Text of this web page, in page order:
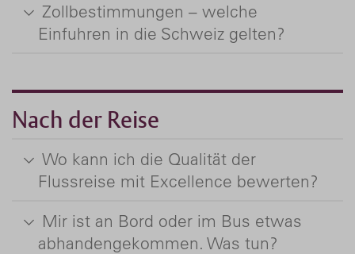
Zollbestimmungen – welche
Einfuhren in die Schweiz gelten?
Nach der Reise
Wo kann ich die Qualität der
Flussreise mit Excellence bewerten?
Mir ist an Bord oder im Bus etwas
abhandengekommen. Was tun?